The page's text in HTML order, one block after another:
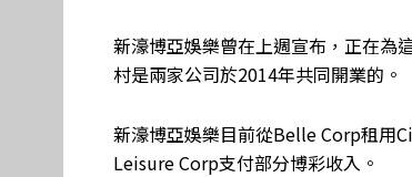
新濠博亞娛樂曾在上週宣布，正在為
村是兩家公司於2014年共同開業的。
新濠博亞娛樂目前從Belle Corp租用
Leisure Corp支付部分博彩收入。